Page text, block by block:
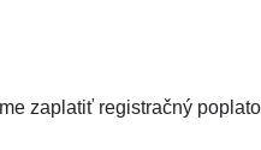
zaplatiť registračný